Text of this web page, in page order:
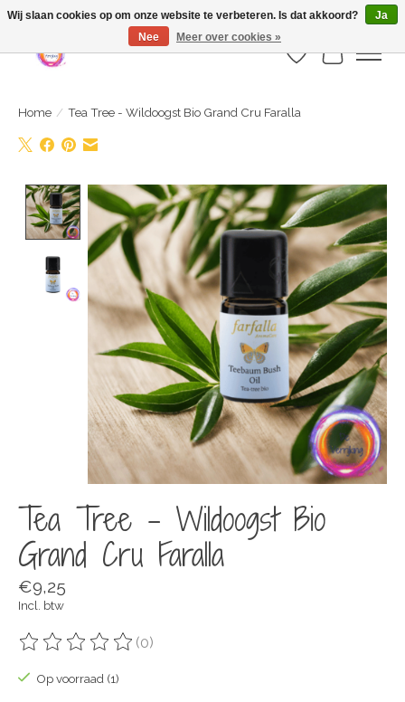
Webshop is geopend maar nog onder constructie | let op: Verzenden vanaf 29
juli
Verlanglijst
Home / Tea Tree - Wildoogst Bio Grand Cru Faralla
Product image slideshow Items
Tea Tree - Wildoogst Bio
Grand Cru Faralla
€9,25
Incl. btw
De beoordeling van dit product is
(0)
Op voorraad (1)
Wij slaan cookies op om onze website te verbeteren. Is dat akkoord?
Ja
Nee
Meer over cookies »